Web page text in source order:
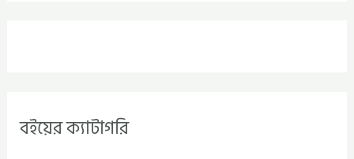
বইয়ের ক্যাটাগরি